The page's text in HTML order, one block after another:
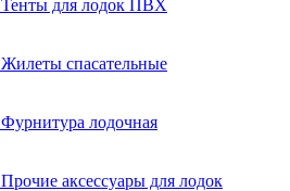
Тенты для лодок ПВХ
Жилеты спасательные
Фурнитура лодочная
Прочие аксессуары для лодок